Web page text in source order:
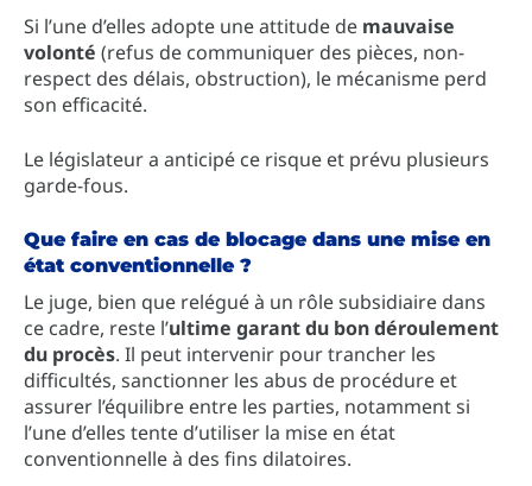
Si l’une d’elles adopte une attitude de mauvaise
volonté (refus de communiquer des pièces, non-
respect des délais, obstruction), le mécanisme perd
son efficacité.
Le législateur a anticipé ce risque et prévu plusieurs
garde-fous.
Que faire en cas de blocage dans une mise en
état conventionnelle ?
Le juge, bien que relégué à un rôle subsidiaire dans
ce cadre, reste l’ultime garant du bon déroulement
du procès. Il peut intervenir pour trancher les
difficultés, sanctionner les abus de procédure et
assurer l’équilibre entre les parties, notamment si
l’une d’elles tente d’utiliser la mise en état
conventionnelle à des fins dilatoires.